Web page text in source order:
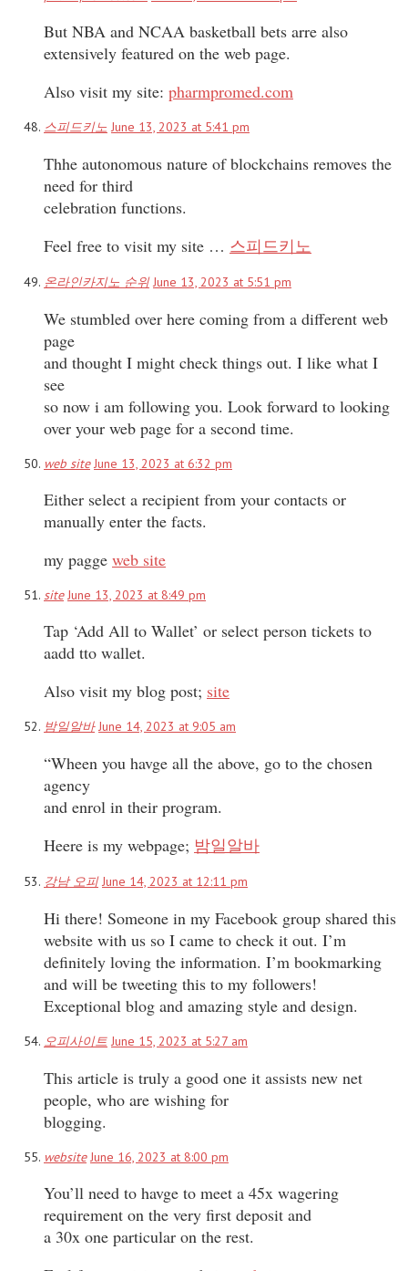
But NBA and NCAA basketball bets arre also
extensively featured on the web page.
Also visit my site: pharmpromed.com
스피드키노 June 13, 2023 at 5:41 pm
Thhe autonomous nature of blockchains removes the
need for third
celebration functions.
Feel free to visit my site … 스피드키노
온라인카지노 순위 June 13, 2023 at 5:51 pm
We stumbled over here coming from a different web
page
and thought I might check things out. I like what I
see
so now i am following you. Look forward to looking
over your web page for a second time.
web site June 13, 2023 at 6:32 pm
Either select a recipient from your contacts or
manually enter the facts.
my pagge web site
site June 13, 2023 at 8:49 pm
Tap ‘Add All to Wallet’ or select person tickets to
aadd tto wallet.
Also visit my blog post; site
밤일알바 June 14, 2023 at 9:05 am
“Wheen you havge all the above, go to the chosen
agency
and enrol in their program.
Heere is my webpage; 밤일알바
강남 오피 June 14, 2023 at 12:11 pm
Hi there! Someone in my Facebook group shared this
website with us so I came to check it out. I’m
definitely loving the information. I’m bookmarking
and will be tweeting this to my followers!
Exceptional blog and amazing style and design.
오피사이트 June 15, 2023 at 5:27 am
This article is truly a good one it assists new net
people, who are wishing for
blogging.
website June 16, 2023 at 8:00 pm
You’ll need to havge to meet a 45x wagering
requirement on the very first deposit and
a 30x one particular on the rest.